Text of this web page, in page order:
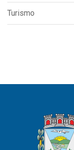
Turismo
“Aceitar”, você